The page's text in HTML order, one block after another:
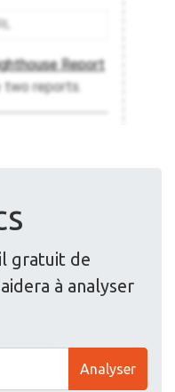
gratuit de
à analyser
Analyser